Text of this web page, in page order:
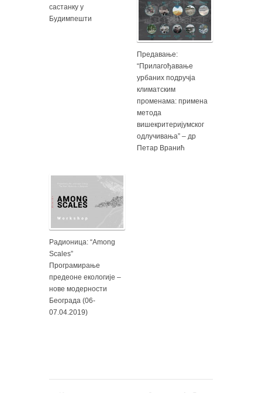
састанку у
Будимпешти
Предавање:
“Прилагођавање
урбаних подручја
климатским
променама: примена
метода
вишекритеријумског
одлучивања” – др
Петар Вранић
Радионица: “Among
Scales”
Програмирање
предеоне екологије –
нове модерности
Београда (06-
07.04.2019)